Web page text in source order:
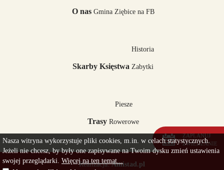
O nas Gmina Ziębice na FB
Skarby Księstwa
Historia
Zabytki
Trasy
Piesze
Rowerowe
Realizacja:Amistad.pl
Nasza witryna wykorzystuje pliki cookies, m.in. w celach statystycznych.
Jeżeli nie chcesz, by były one zapisywane na Twoim dysku zmień ustawienia
swojej przeglądarki. Więcej na ten temat...
ZAPLANUJ
ZWIEDZANIE